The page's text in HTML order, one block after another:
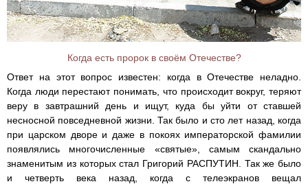
Когда есть пророк в своём Отечестве?
Ответ на этот вопрос известен: когда в Отечестве неладно.
Когда люди перестают понимать, что происходит вокруг, теряют
веру в завтрашний день и ищут, куда бы уйти от ставшей
несносной повседневной жизни. Так было и сто лет назад, когда
при царском дворе и даже в покоях императорской фамилии
появлялись многочисленные «святые», самым скандально
знаменитым из которых стал Григорий РАСПУТИН. Так же было
и четверть века назад, когда с телеэкранов вещал